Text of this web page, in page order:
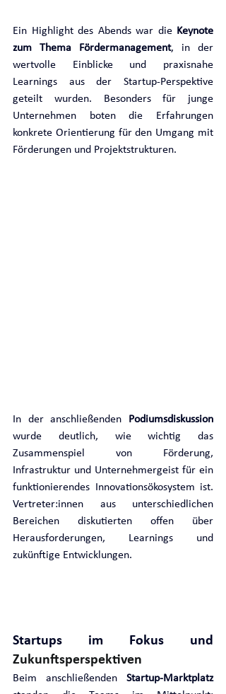
Ein Highlight des Abends war die Keynote
zum Thema Fördermanagement, in der
wertvolle Einblicke und praxisnahe
Learnings aus der Startup-Perspektive
geteilt wurden. Besonders für junge
Unternehmen boten die Erfahrungen
konkrete Orientierung für den Umgang mit
Förderungen und Projektstrukturen.
In der anschließenden Podiumsdiskussion
wurde deutlich, wie wichtig das
Zusammenspiel von Förderung,
Infrastruktur und Unternehmergeist für ein
funktionierendes Innovationsökosystem ist.
Vertreter:innen aus unterschiedlichen
Bereichen diskutierten offen über
Herausforderungen, Learnings und
zukünftige Entwicklungen.
Zukunftsperspektiven
Beim anschließenden Startup-Marktplatz